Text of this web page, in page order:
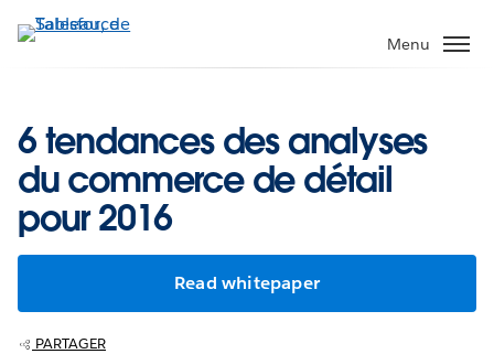
Aller
au
Menu
6 tendances des analyses
du commerce de détail
pour 2016
Read whitepaper
PARTAGER